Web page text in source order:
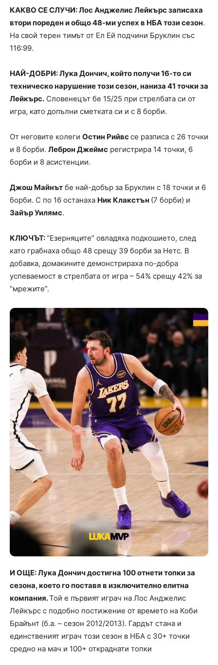
КАКВО СЕ СЛУЧИ: Лос Анджелис Лейкърс записаха
втори пореден и общо 48-ми успех в НБА този сезон.
На свой терен тимът от Ел Ей подчини Бруклин със
116:99.
НАЙ-ДОБРИ: Лука Дончич, който получи 16-то си
техническо нарушение този сезон, наниза 41 точки за
Лейкърс. Словенецът бе 15/25 при стрелбата си от
игра, като допълни сметката си и с 8 борби.
От неговите колеги Остин Рийвссе разписа с 26 точки
и 8 борби. Леброн Джеймс регистрира 14 точки, 6
борби и 8 асистенции.
Джош Майнът бе най-добър за Бруклин с 18 точки и 6
борби. С по 16 останаха Ник Клакстън (7 борби) и
Зайър Уилямс.
КЛЮЧЪТ:“Езерняците” овладяха подкошието, след
като грабнаха общо 48 срещу 39 борби за Нетс. В
добавка, домакините демонстрираха по-добра
успеваемост в стрелбата от игра – 54% срещу 42% за
“мрежите”.
И ОЩЕ: Лука Дончич достигна 100 отнети топки за
сезона, което го поставя в изключително елитна
компания.Той е първият играч на Лос Анджелис
Лейкърс с подобно постижение от времето на Коби
Брайънт (б.а. – сезон 2012/2013). Гардът стана и
единственият играч този сезон в НБА с 30+ точки
средно на мач и 100+ откраднати топки